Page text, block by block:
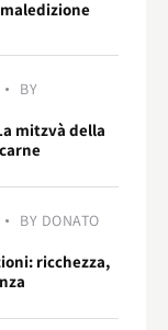
BY
mitzvà della
BY DONATO
ricchezza,